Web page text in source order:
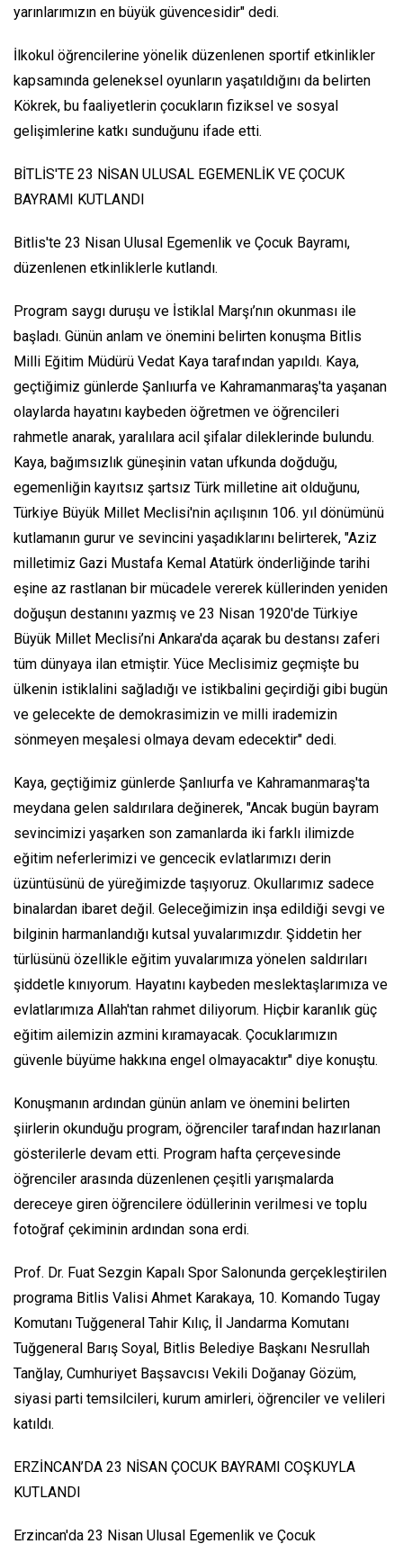
yarınlarımızın en büyük güvencesidir" dedi.
İlkokul öğrencilerine yönelik düzenlenen sportif etkinlikler
kapsamında geleneksel oyunların yaşatıldığını da belirten
Kökrek, bu faaliyetlerin çocukların fiziksel ve sosyal
gelişimlerine katkı sunduğunu ifade etti.
BİTLİS'TE 23 NİSAN ULUSAL EGEMENLİK VE ÇOCUK
BAYRAMI KUTLANDI
Bitlis'te 23 Nisan Ulusal Egemenlik ve Çocuk Bayramı,
düzenlenen etkinliklerle kutlandı.
Program saygı duruşu ve İstiklal Marşı’nın okunması ile
başladı. Günün anlam ve önemini belirten konuşma Bitlis
Milli Eğitim Müdürü Vedat Kaya tarafından yapıldı. Kaya,
geçtiğimiz günlerde Şanlıurfa ve Kahramanmaraş'ta yaşanan
olaylarda hayatını kaybeden öğretmen ve öğrencileri
rahmetle anarak, yaralılara acil şifalar dileklerinde bulundu.
Kaya, bağımsızlık güneşinin vatan ufkunda doğduğu,
egemenliğin kayıtsız şartsız Türk milletine ait olduğunu,
Türkiye Büyük Millet Meclisi'nin açılışının 106. yıl dönümünü
kutlamanın gurur ve sevincini yaşadıklarını belirterek, "Aziz
milletimiz Gazi Mustafa Kemal Atatürk önderliğinde tarihi
eşine az rastlanan bir mücadele vererek küllerinden yeniden
doğuşun destanını yazmış ve 23 Nisan 1920'de Türkiye
Büyük Millet Meclisi’ni Ankara'da açarak bu destansı zaferi
tüm dünyaya ilan etmiştir. Yüce Meclisimiz geçmişte bu
ülkenin istiklalini sağladığı ve istikbalini geçirdiği gibi bugün
ve gelecekte de demokrasimizin ve milli irademizin
sönmeyen meşalesi olmaya devam edecektir" dedi.
Kaya, geçtiğimiz günlerde Şanlıurfa ve Kahramanmaraş'ta
meydana gelen saldırılara değinerek, "Ancak bugün bayram
sevincimizi yaşarken son zamanlarda iki farklı ilimizde
eğitim neferlerimizi ve gencecik evlatlarımızı derin
üzüntüsünü de yüreğimizde taşıyoruz. Okullarımız sadece
binalardan ibaret değil. Geleceğimizin inşa edildiği sevgi ve
bilginin harmanlandığı kutsal yuvalarımızdır. Şiddetin her
türlüsünü özellikle eğitim yuvalarımıza yönelen saldırıları
şiddetle kınıyorum. Hayatını kaybeden meslektaşlarımıza ve
evlatlarımıza Allah'tan rahmet diliyorum. Hiçbir karanlık güç
eğitim ailemizin azmini kıramayacak. Çocuklarımızın
güvenle büyüme hakkına engel olmayacaktır" diye konuştu.
Konuşmanın ardından günün anlam ve önemini belirten
şiirlerin okunduğu program, öğrenciler tarafından hazırlanan
gösterilerle devam etti. Program hafta çerçevesinde
öğrenciler arasında düzenlenen çeşitli yarışmalarda
dereceye giren öğrencilere ödüllerinin verilmesi ve toplu
fotoğraf çekiminin ardından sona erdi.
Prof. Dr. Fuat Sezgin Kapalı Spor Salonunda gerçekleştirilen
programa Bitlis Valisi Ahmet Karakaya, 10. Komando Tugay
Komutanı Tuğgeneral Tahir Kılıç, İl Jandarma Komutanı
Tuğgeneral Barış Soyal, Bitlis Belediye Başkanı Nesrullah
Tanğlay, Cumhuriyet Başsavcısı Vekili Doğanay Gözüm,
siyasi parti temsilcileri, kurum amirleri, öğrenciler ve velileri
katıldı.
ERZİNCAN’DA 23 NİSAN ÇOCUK BAYRAMI COŞKUYLA
KUTLANDI
Erzincan'da 23 Nisan Ulusal Egemenlik ve Çocuk